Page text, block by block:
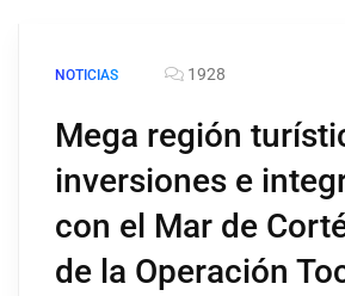
NOTICIAS 1928
Mega región
inversiones e
con el Mar de
de la Operación